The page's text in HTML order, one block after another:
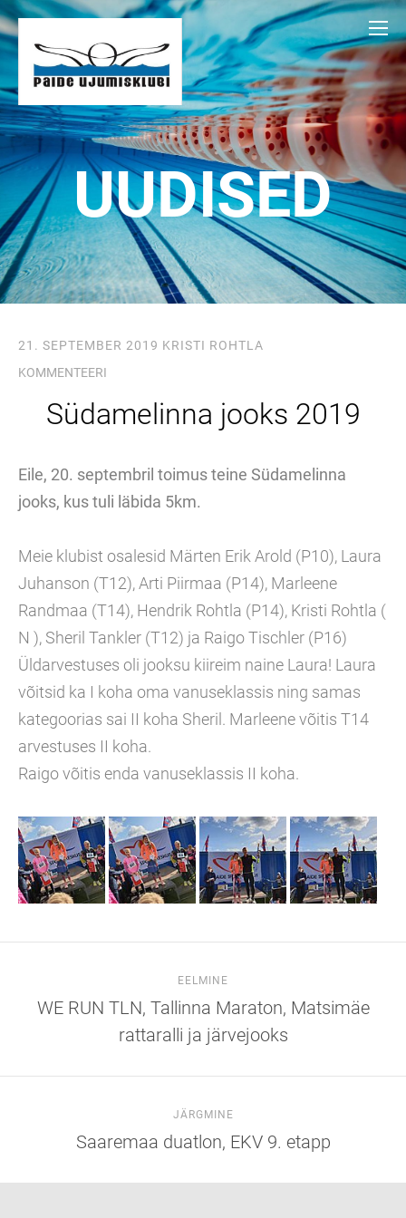
UUDISED
21. SEPTEMBER 2019 KRISTI ROHTLA
KOMMENTEERI
Südamelinna jooks 2019
Eile, 20. septembril toimus teine Südamelinna
jooks, kus tuli läbida 5km.
Meie klubist osalesid Märten Erik Arold (P10), Laura
Juhanson (T12), Arti Piirmaa (P14), Marleene
Randmaa (T14), Hendrik Rohtla (P14), Kristi Rohtla (
N ), Sheril Tankler (T12) ja Raigo Tischler (P16)
Üldarvestuses oli jooksu kiireim naine Laura! Laura
võitsid ka I koha oma vanuseklassis ning samas
kategoorias sai II koha Sheril. Marleene võitis T14
arvestuses II koha.
Raigo võitis enda vanuseklassis II koha.
EELMINE
WE RUN TLN, Tallinna Maraton, Matsimäe
rattaralli ja järvejooks
JÄRGMINE
Saaremaa duatlon, EKV 9. etapp